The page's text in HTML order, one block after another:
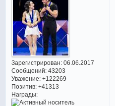
Зарегистрирован: 06.06.2017
Сообщений:43203
Уважение: +122269
Позитив: +41313
Награды: